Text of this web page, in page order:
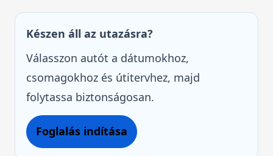
Készen áll az utazásra?
Válasszon autót a dátumokhoz,
csomagokhoz és útitervhez, majd
folytassa biztonságosan.
Foglalás indítása